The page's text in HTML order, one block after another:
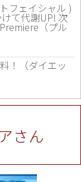
フェイシャル )
て代謝UP! 次
（プル
！（ダイエッ
い取り金額 U
黒屋 高田馬場
％OFF（ナチ
キマキ］）
さん